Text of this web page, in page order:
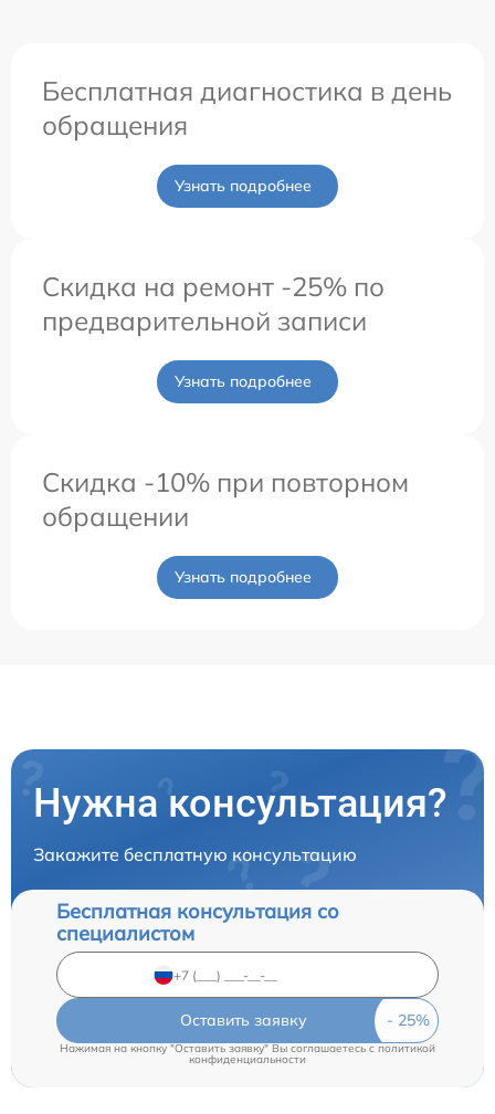
Бесплатная диагностика в день
обращения
Узнать подробнее
Скидка на ремонт -25% по
предварительной записи
Узнать подробнее
Скидка -10% при повторном
обращении
Узнать подробнее
Нужна консультация?
Закажите бесплатную консультацию
Бесплатная консультация со
специалистом
Оставить заявку
Нажимая на кнопку "Оставить заявку" Вы соглашаетесь c политикой
конфиденциальности